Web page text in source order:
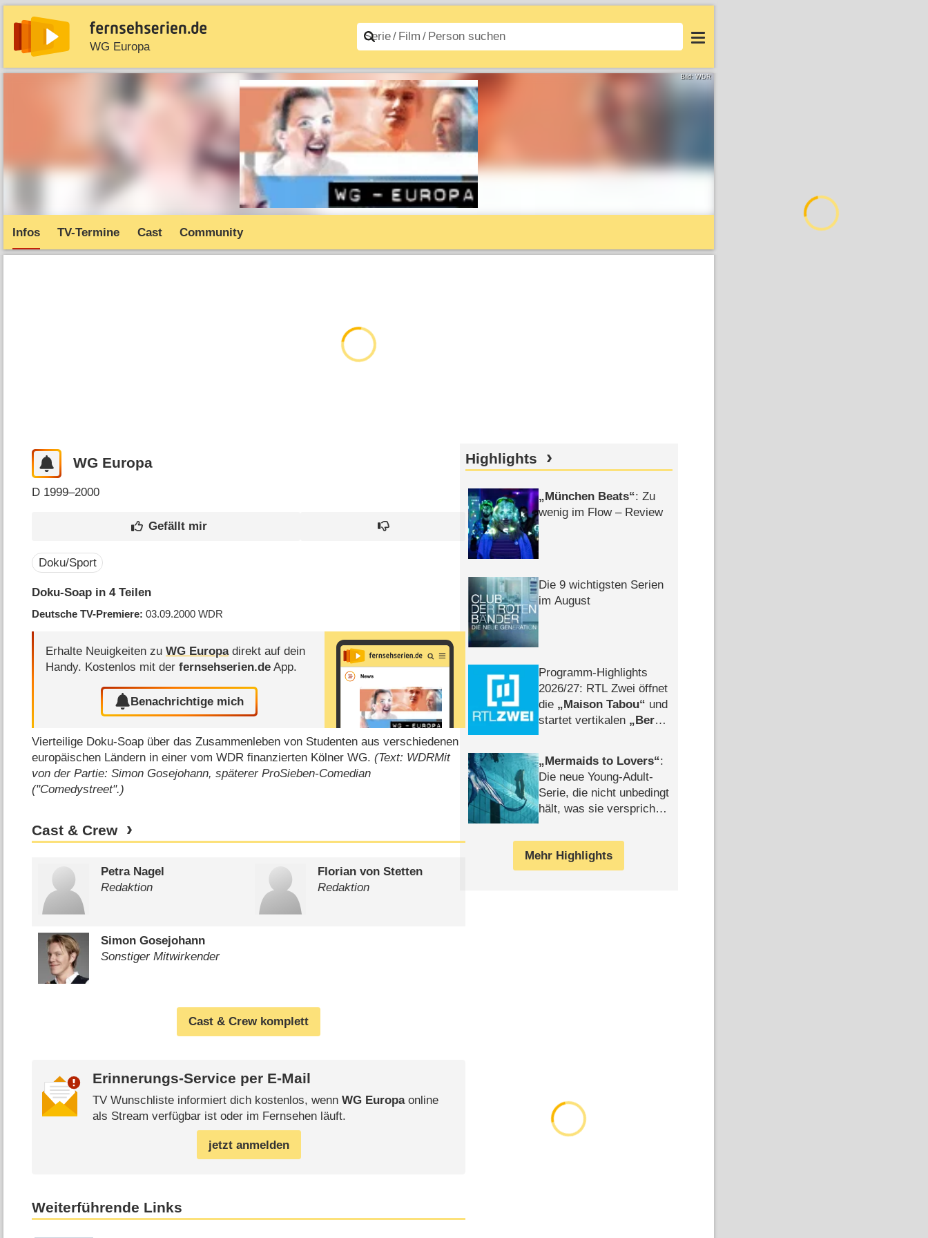
WG Europa
News Entdecken Streaming Filme A–Z Login
Bild: WDR
Infos TV-Termine Cast Community
WG Europa
D 1999–2000
Doku/Sport
Doku-Soap in 4 Teilen
Deutsche TV-Premiere 03.09.2000WDR
Erhalte Neuigkeiten zuWG Europadirekt auf dein
Handy. Kostenlos mit derfernsehserien.de App.
Benachrichtige mich
Vierteilige Doku-Soap über das Zusammenleben von Studenten aus verschiedenen
europäischen Ländern in einer vom WDR finanzierten Kölner WG.(Text: WDRMit
von der Partie: Simon Gosejohann, späterer ProSieben-Comedian
("Comedystreet".)
Cast & Crew
Petra Nagel
Redaktion
Florian von Stetten
Redaktion
Simon Gosejohann
Sonstiger Mitwirkender
Cast & Crew komplett
Erinnerungs-Service per E-Mail
TV Wunschliste informiert dich kostenlos, wenn WG Europaonline
als Stream verfügbar ist oder im Fernsehen läuft.
jetzt anmelden
Weiterführende Links
Highlights
München Beats : Zu
wenig im Flow – Review
Die 9 wichtigsten Serien
im August
Programm-Highlights
2026/​27: RTL Zwei öffnet
die
Maison Tabou
und
startet vertikalen
Berlin
Mermaids to Lovers :
Die neue Young-Adult-
Serie, die nicht unbedingt
hält, was sie verspricht –
Mehr Highlights